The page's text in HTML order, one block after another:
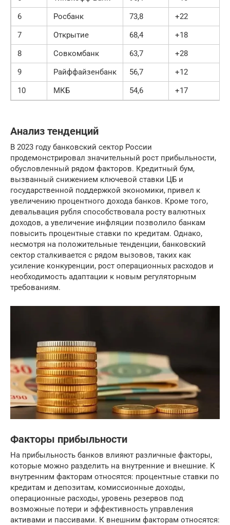
6
Росбанк 73,8
+22
7
Открытие 68,4
+18
8
Совкомбанк 63,7
+28
9
Райффайзенбанк 56,7
+12
10
МКБ 54,6 +17
Анализ тенденций
В 2023 году банковский сектор России
продемонстрировал значительный рост прибыльности,
обусловленный рядом факторов. Кредитный бум,
вызванный снижением ключевой ставки ЦБ и
государственной поддержкой экономики, привел к
увеличению процентного дохода банков. Кроме того,
девальвация рубля способствовала росту валютных
доходов, а увеличение инфляции позволило банкам
повысить процентные ставки по кредитам. Однако,
несмотря на положительные тенденции, банковский
сектор сталкивается с рядом вызовов, таких как
усиление конкуренции, рост операционных расходов и
необходимость адаптации к новым регуляторным
требованиям.
Факторы прибыльности
На прибыльность банков влияют различные факторы,
которые можно разделить на внутренние и внешние. К
внутренним факторам относятся: процентные ставки по
кредитам и депозитам, комиссионные доходы,
операционные расходы, уровень резервов под
возможные потери и эффективность управления
активами и пассивами. К внешним факторам относятся: